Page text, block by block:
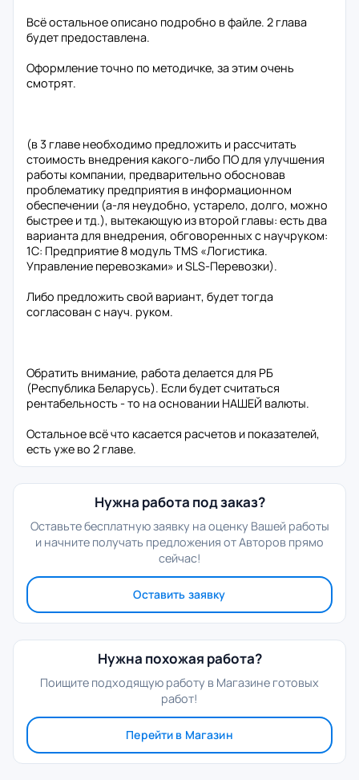
Всё остальное описано подробно в файле. 2 глава
будет предоставлена.
Оформление точно по методичке, за этим очень
смотрят.
(в 3 главе необходимо предложить и рассчитать
стоимость внедрения какого-либо ПО для улучшения
работы компании, предварительно обосновав
проблематику предприятия в информационном
обеспечении (а-ля неудобно, устарело, долго, можно
быстрее и тд.), вытекающую из второй главы: есть два
варианта для внедрения, обговоренных с научруком:
1С: Предприятие 8 модуль TMS «Логистика.
Управление перевозками» и SLS-Перевозки).
Либо предложить свой вариант, будет тогда
согласован с науч. руком.
Обратить внимание, работа делается для РБ
(Республика Беларусь). Если будет считаться
рентабельность - то на основании НАШЕЙ валюты.
Остальное всё что касается расчетов и показателей,
есть уже во 2 главе.
Нужна работа под заказ?
Оставьте бесплатную заявку на оценку Вашей работы
и начните получать предложения от Авторов прямо
сейчас!
Оставить заявку
Нужна похожая работа?
Поищите подходящую работу в Магазине готовых
работ!
Перейти в Магазин